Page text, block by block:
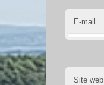
E-mail
Site web